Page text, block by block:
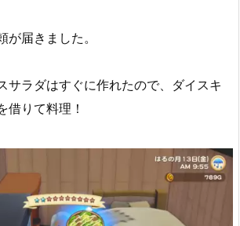
が届きました。
サラダはすぐに作れたので、ダイスキ
借りて料理！